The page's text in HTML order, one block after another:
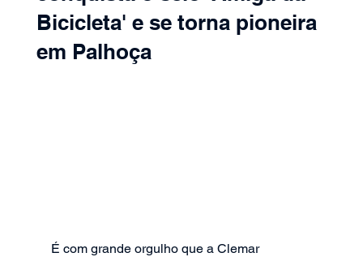
Bicicleta' e se torna pioneira
em Palhoça
É com grande orgulho que a Clemar